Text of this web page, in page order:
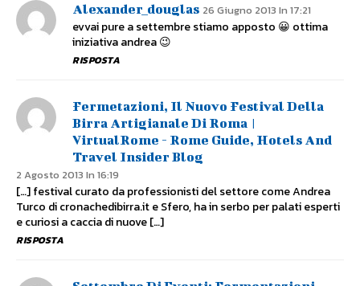
Alexander_douglas 26 Giugno 2013 In 17:21
evvai pure a settembre stiamo apposto 😀 ottima
iniziativa andrea 😉
RISPOSTA
Fermetazioni, Il Nuovo Festival Della
Birra Artigianale Di Roma |
VirtualRome - Rome Guide, Hotels And
Travel Insider Blog
2 Agosto 2013 In 16:19
[…] festival curato da professionisti del settore come Andrea
Turco di cronachedibirra.it e Sfero, ha in serbo per palati esperti
e curiosi a caccia di nuove […]
RISPOSTA